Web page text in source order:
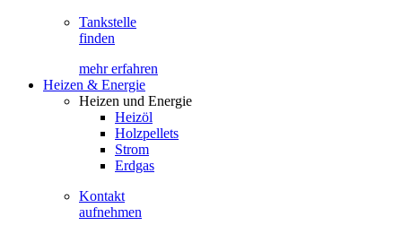
Tankstelle
finden
mehr erfahren
Heizen & Energie
Heizen und Energie
Heizöl
Holzpellets
Strom
Erdgas
Kontakt
aufnehmen